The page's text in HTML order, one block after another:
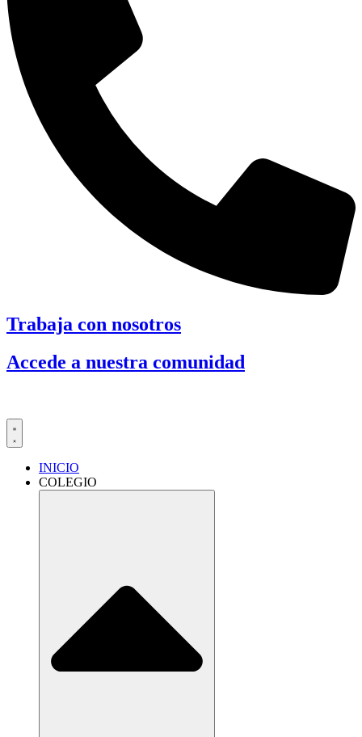
Trabaja con nosotros
Accede a nuestra comunidad
INICIO
COLEGIO